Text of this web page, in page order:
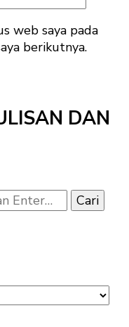
web saya pada
berikutnya.
DAN